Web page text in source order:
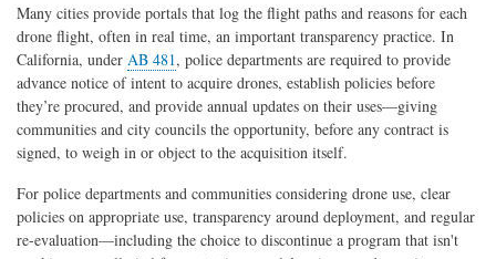
Many cities provide portals that log the flight paths and reasons for each
drone flight, often in real time, an important transparency practice. In
California, under AB 481, police departments are required to provide
advance notice of intent to acquire drones, establish policies before
they’re procured, and provide annual updates on their uses—giving
communities and city councils the opportunity, before any contract is
signed, to weigh in or object to the acquisition itself.
For police departments and communities considering drone use, clear
policies on appropriate use, transparency around deployment, and regular
re-evaluation—including the choice to discontinue a program that isn't